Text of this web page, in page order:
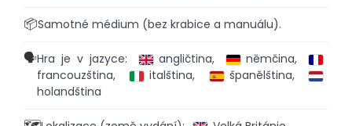
📦Samotné médium (bez krabice a manuálu).
🗣️Hra je v jazyce: angličtina,
němčina,
francouzština,
italština,
španělština,
holandština